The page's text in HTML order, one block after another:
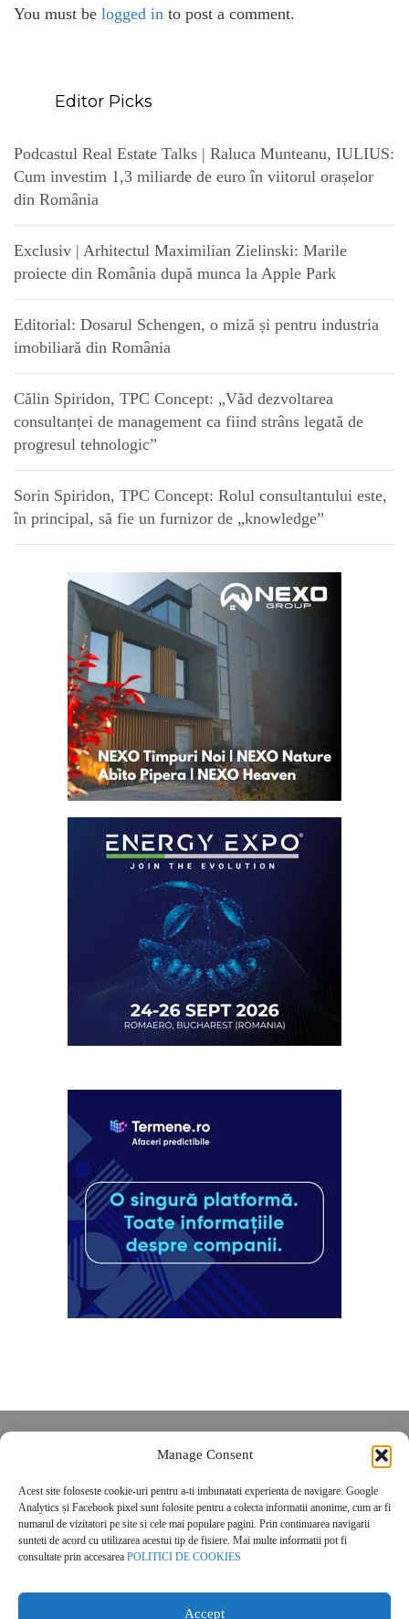
Manage Consent
Acest site foloseste cookie-uri pentru a-ti imbunatati experienta de navigare. Google
Analytics și Facebook pixel sunt folosite pentru a colecta informatii anonime, cum ar fi
numarul de vizitatori pe site si cele mai populare pagini. Prin continuarea navigarii
sunteti de acord cu utilizarea acestui tip de fisiere. Mai multe informatii pot fi
consultate prin accesarea POLITICI DE COOKIES
Accept
You must be logged in to post a comment.
Editor Picks
Podcastul Real Estate Talks | Raluca Munteanu, IULIUS:
Cum investim 1,3 miliarde de euro în viitorul orașelor
din România
Exclusiv | Arhitectul Maximilian Zielinski: Marile
proiecte din România după munca la Apple Park
Editorial: Dosarul Schengen, o miză și pentru industria
imobiliară din România
Călin Spiridon, TPC Concept: „Văd dezvoltarea
consultanței de management ca fiind strâns legată de
progresul tehnologic”
Sorin Spiridon, TPC Concept: Rolul consultantului este,
în principal, să fie un furnizor de „knowledge”
POLITICĂ DE CONFIDENȚIALITATE
Politica de cookies